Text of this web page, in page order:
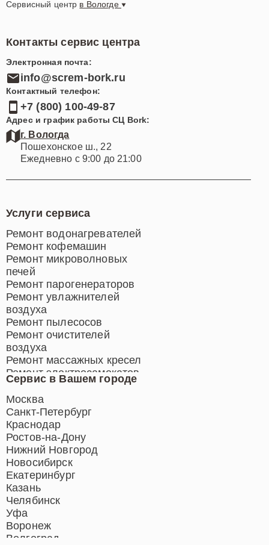
Сервисный центр в Вологде
Контакты сервис центра
Электронная почта:
info@screm-bork.ru
Контактный телефон:
+7 (800) 100-49-87
Адрес и график работы СЦ Bork:
г. Вологда
Пошехонское ш., 22
Ежедневно с 9:00 до 21:00
Сервис в Вашем городе
Москва
Санкт-Петербург
Краснодар
Ростов-на-Дону
Нижний Новгород
Новосибирск
Екатеринбург
Казань
Челябинск
Уфа
Воронеж
Волгоград
Услуги сервиса
Ремонт водонагревателей
Ремонт кофемашин
Ремонт микроволновых
печей
Ремонт парогенераторов
Ремонт увлажнителей
воздуха
Ремонт пылесосов
Ремонт очистителей
воздуха
Ремонт массажных кресел
Ремонт электросамокатов
Ремонт индукционных плит
Ремонт роботов-пылесосов
Ремонт гладильных систем
Ремонт отпаривателей
Ремонт вертикальных
пылесосов